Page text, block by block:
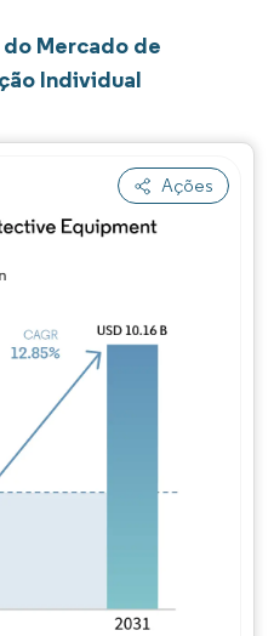
Mercado de
Individual
Ações
Imagem © Mordor Intelligence. O reuso